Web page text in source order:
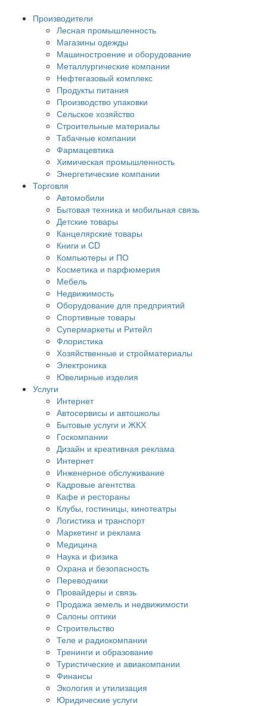
Производители
Лесная промышленность
Магазины одежды
Машиностроение и оборудование
Металлургические компании
Нефтегазовый комплекс
Продукты питания
Производство упаковки
Сельское хозяйство
Строительные материалы
Табачные компании
Фармацевтика
Химическая промышленность
Энергетические компании
Торговля
Автомобили
Бытовая техника и мобильная связь
Детские товары
Канцелярские товары
Книги и CD
Компьютеры и ПО
Косметика и парфюмерия
Мебель
Недвижимость
Оборудование для предприятий
Спортивные товары
Супермаркеты и Ритейл
Флористика
Хозяйственные и стройматериалы
Электроника
Ювелирные изделия
Услуги
Интернет
Автосервисы и автошколы
Бытовые услуги и ЖКХ
Госкомпании
Дизайн и креативная реклама
Интернет
Инженерное обслуживание
Кадровые агентства
Кафе и рестораны
Клубы, гостиницы, кинотеатры
Логистика и транспорт
Маркетинг и реклама
Медицина
Наука и физика
Охрана и безопасность
Переводчики
Провайдеры и связь
Продажа земель и недвижимости
Салоны оптики
Строительство
Теле и радиокомпании
Тренинги и образование
Туристические и авиакомпании
Финансы
Экология и утилизация
Юридические услуги